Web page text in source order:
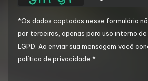
*Os dados captados nesse formulário
por terceiros, apenas para uso interno
LGPD . Ao enviar sua mensagem você
política de privacidade.*